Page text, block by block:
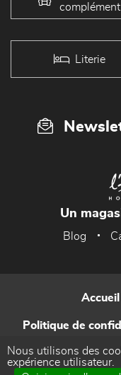
complément
Literie
Un
Blog
Accueil
Politique de
Nous utilisons des
expérience utilisateur.